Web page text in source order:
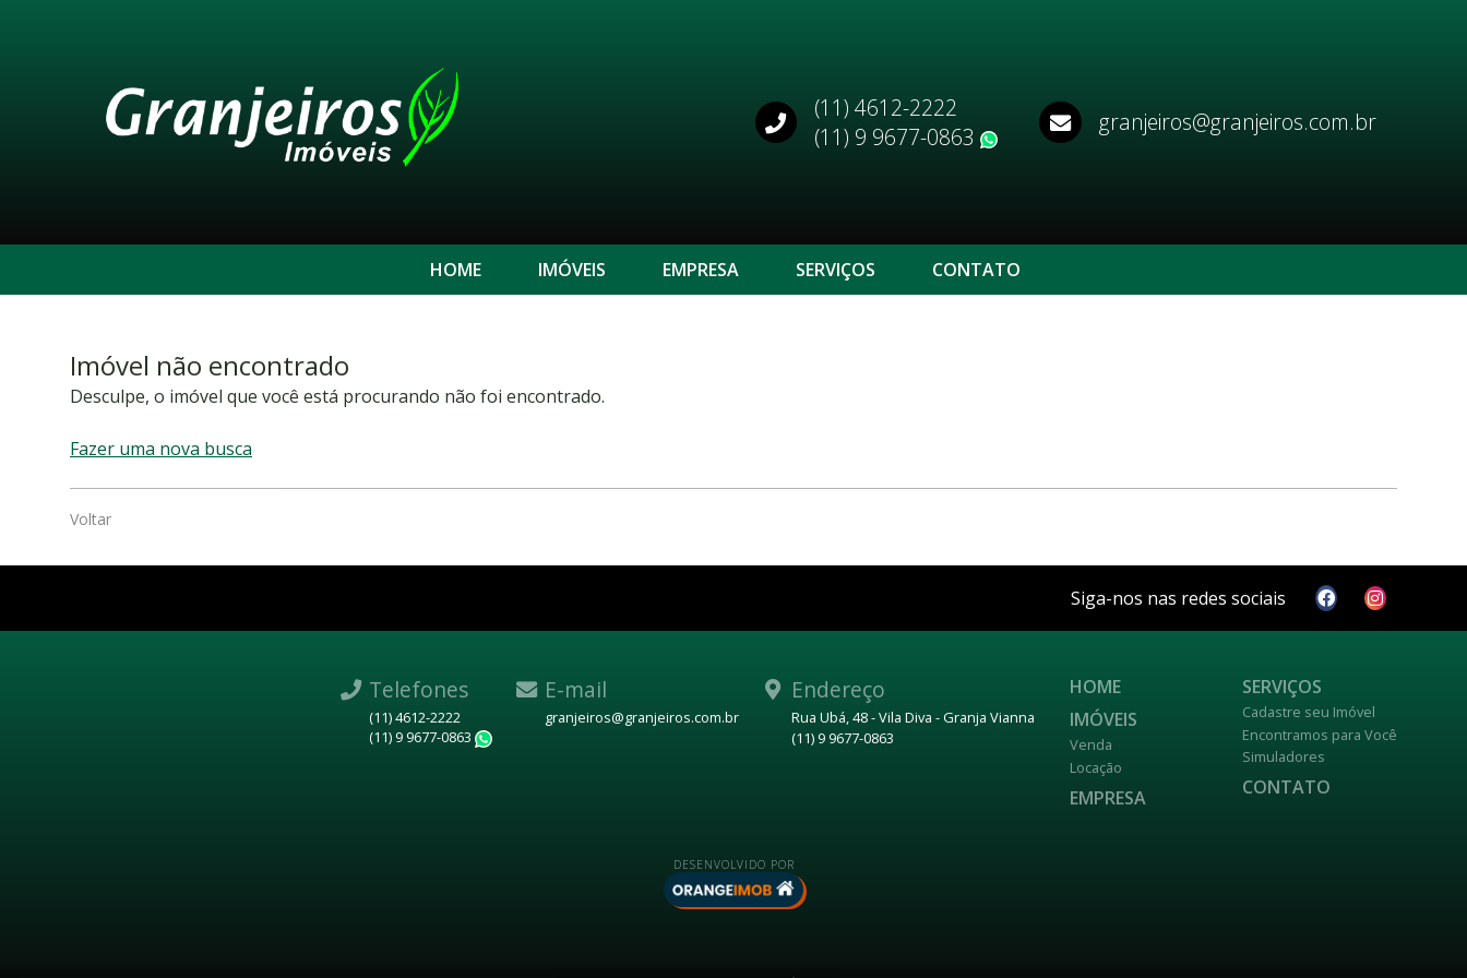
(11) 4612-2222
(11) 9 9677-0863
WhatsApp
granjeiros@granjeiros.com.br
HOME IMÓVEIS EMPRESA SERVIÇOS CONTATO
Imóvel não encontrado
Desculpe, o imóvel que você está procurando não foi encontrado.
Fazer uma nova busca
Voltar
Siga-nos nas redes sociais
Telefones
(11) 4612-2222
(11) 9 9677-0863
E-mail
granjeiros@granjeiros.com.br
Endereço
Rua Ubá, 48 - Vila Diva - Granja Vianna
(11) 9 9677-0863
HOME
IMÓVEIS
Venda
Locação
EMPRESA
SERVIÇOS
Cadastre seu Imóvel
Encontramos para Você
Simuladores
CONTATO
DESENVOLVIDO POR